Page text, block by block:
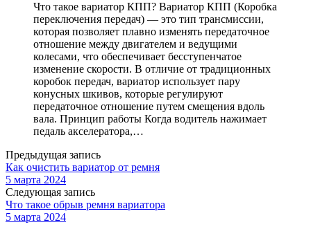
Что такое вариатор КПП? Вариатор КПП (Коробка
переключения передач) — это тип трансмиссии,
которая позволяет плавно изменять передаточное
отношение между двигателем и ведущими
колесами, что обеспечивает бесступенчатое
изменение скорости. В отличие от традиционных
коробок передач, вариатор использует пару
конусных шкивов, которые регулируют
передаточное отношение путем смещения вдоль
вала. Принцип работы Когда водитель нажимает
педаль акселератора,…
Предыдущая запись
Как очистить вариатор от ремня
5 марта 2024
Следующая запись
Что такое обрыв ремня вариатора
5 марта 2024